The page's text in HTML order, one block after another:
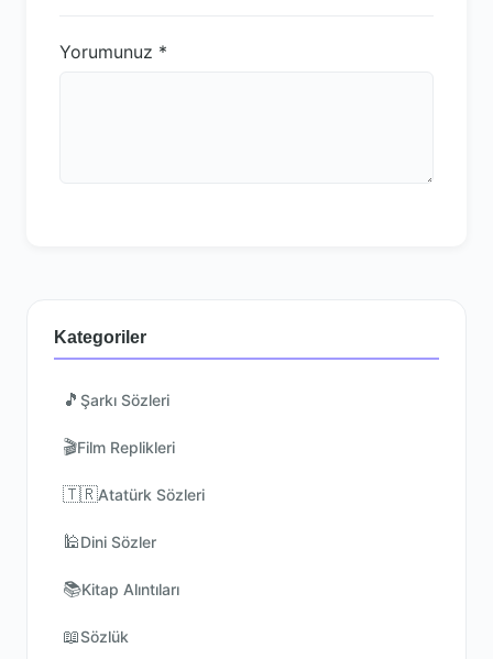
Yorumunuz *
Kategoriler
🎵 Şarkı Sözleri
🎬Film Replikleri
🇹🇷Atatürk Sözleri
🕌Dini Sözler
📚Kitap Alıntıları
📖Sözlük